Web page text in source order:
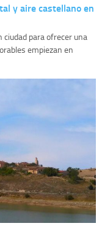
y aire castellano en
ciudad para ofrecer una
empiezan en